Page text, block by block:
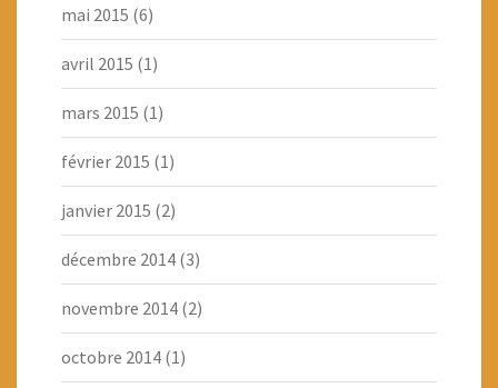
mai 2015 (6)
avril 2015 (1)
mars 2015 (1)
février 2015 (1)
janvier 2015 (2)
décembre 2014 (3)
novembre 2014 (2)
octobre 2014 (1)